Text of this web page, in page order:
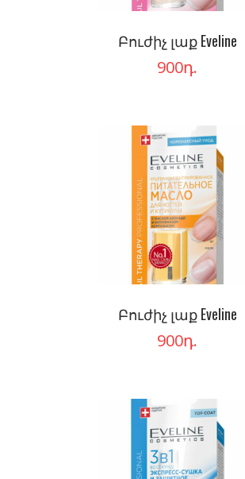
Բուժիչ լաք Eveline
900դ.
Բուժիչ լաք Eveline
900դ.